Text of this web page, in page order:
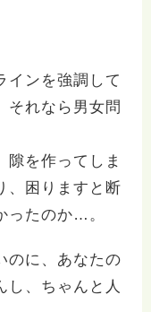
インを強調して
それなら男女問
隙を作ってしま
、困りますと断
ったのか…。
のに、あなたの
し、ちゃんと人